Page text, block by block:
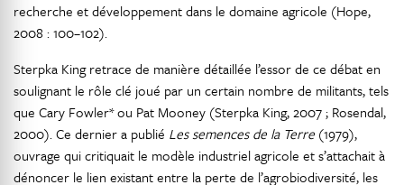
recherche et développement dans le domaine agricole (Hope,
2008 : 100–102).
Sterpka King retrace de manière détaillée l’essor de ce débat en
soulignant le rôle clé joué par un certain nombre de militants, tels
que Cary Fowler* ou Pat Mooney (Sterpka King, 2007 ; Rosendal,
2000). Ce dernier a publié Les semences de la Terre (1979),
ouvrage qui critiquait le modèle industriel agricole et s’attachait à
dénoncer le lien existant entre la perte de l’agrobiodiversité, les